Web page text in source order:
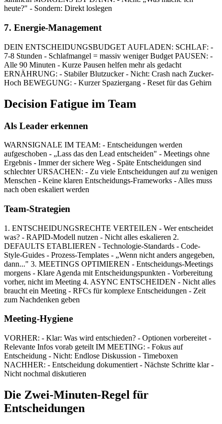
heute?" - Sondern: Direkt loslegen
7. Energie-Management
DEIN ENTSCHEIDUNGSBUDGET AUFLADEN: SCHLAF: -
7-8 Stunden - Schlafmangel = massiv weniger Budget PAUSEN: -
Alle 90 Minuten - Kurze Pausen helfen mehr als gedacht
ERNÄHRUNG: - Stabiler Blutzucker - Nicht: Crash nach Zucker-
Hoch BEWEGUNG: - Kurzer Spaziergang - Reset für das Gehirn
Decision Fatigue im Team
Als Leader erkennen
WARNSIGNALE IM TEAM: - Entscheidungen werden
aufgeschoben - „Lass das den Lead entscheiden" - Meetings ohne
Ergebnis - Immer der sichere Weg - Späte Entscheidungen sind
schlechter URSACHEN: - Zu viele Entscheidungen auf zu wenigen
Menschen - Keine klaren Entscheidungs-Frameworks - Alles muss
nach oben eskaliert werden
Team-Strategien
1. ENTSCHEIDUNGSRECHTE VERTEILEN - Wer entscheidet
was? - RAPID-Modell nutzen - Nicht alles eskalieren 2.
DEFAULTS ETABLIEREN - Technologie-Standards - Code-
Style-Guides - Prozess-Templates - „Wenn nicht anders angegeben,
dann..." 3. MEETINGS OPTIMIEREN - Entscheidungs-Meetings
morgens - Klare Agenda mit Entscheidungspunkten - Vorbereitung
vorher, nicht im Meeting 4. ASYNC ENTSCHEIDEN - Nicht alles
braucht ein Meeting - RFCs für komplexe Entscheidungen - Zeit
zum Nachdenken geben
Meeting-Hygiene
VORHER: - Klar: Was wird entschieden? - Optionen vorbereitet -
Relevante Infos vorab geteilt IM MEETING: - Fokus auf
Entscheidung - Nicht: Endlose Diskussion - Timeboxen
NACHHER: - Entscheidung dokumentiert - Nächste Schritte klar -
Nicht nochmal diskutieren
Die Zwei-Minuten-Regel für
Entscheidungen